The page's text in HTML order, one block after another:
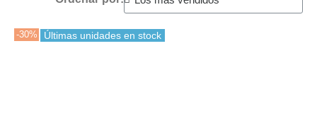
-30% Últimas unidades en stock